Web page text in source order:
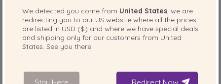
collares de perlas, pero no para pulseras,
ya que se necesitan dos manos para
sujetar las dos piezas.
We detected you come from United States , we are
redirecting you to our US website where all the prices
are listed in USD ($) and where we have special deals
and shipping only for our customers from United
States . See you there!
Stay Here Redirect Now